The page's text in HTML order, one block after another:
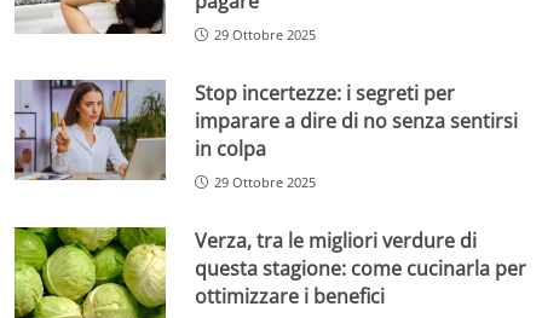
29 Ottobre 2025
Stop incertezze: i segreti per
imparare a dire di no senza sentirsi
in colpa
29 Ottobre 2025
Verza, tra le migliori verdure di
questa stagione: come cucinarla per
ottimizzare i benefici